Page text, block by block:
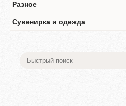
Разное
Сувенирка и одежда